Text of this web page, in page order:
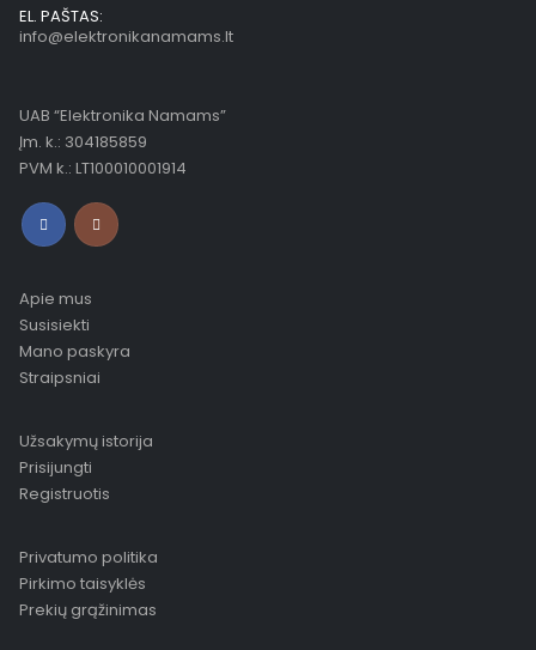
EL. PAŠTAS:
info@elektronikanamams.lt
UAB “Elektronika Namams”
Įm. k.: 304185859
PVM k.: LT100010001914
Apie mus
Susisiekti
Mano paskyra
Straipsniai
Užsakymų istorija
Prisijungti
Registruotis
Privatumo politika
Pirkimo taisyklės
Prekių grąžinimas